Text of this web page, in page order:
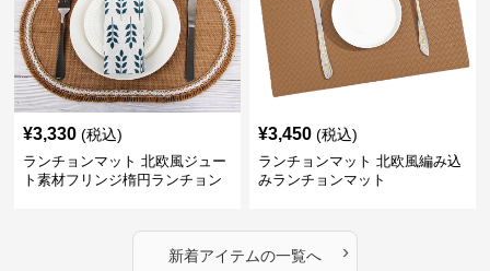
¥3,330 (税込)
ランチョンマット 北欧風ジュー
ト素材フリンジ楕円ランチョン
¥3,450 (税込)
ランチョンマット 北欧風編み込
みランチョンマット
新着アイテムの一覧へ ›